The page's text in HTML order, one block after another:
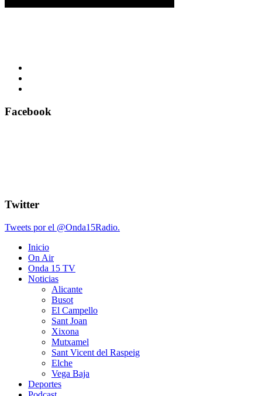
Facebook
Twitter
Tweets por el @Onda15Radio.
Inicio
On Air
Onda 15 TV
Noticias
Alicante
Busot
El Campello
Sant Joan
Xixona
Mutxamel
Sant Vicent del Raspeig
Elche
Vega Baja
Deportes